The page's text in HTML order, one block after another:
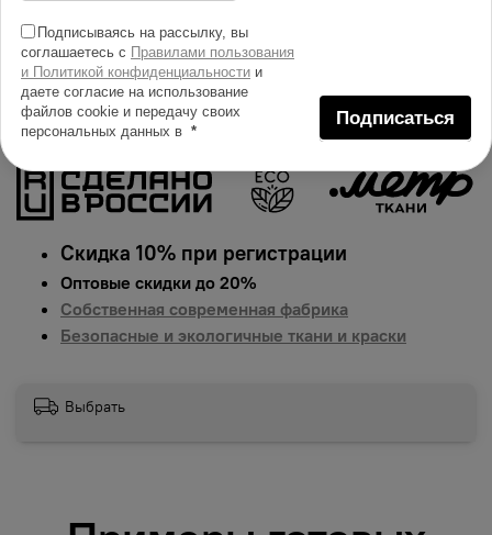
Яркий и сочный принт на ткани интерлок.
Гарантированная долговечность цвета, идеально
подходит для одежды, домашнего текстиля и
аксессуаров. Цена указана за 1 п.м.
Скидка 10% при регистрации
Оптовые скидки до 20%
Собственная современная фабрика
Безопасные и экологичные ткани и краски
Выбрать
Подписываясь на рассылку, вы
соглашаетесь с Правилами пользования
и Политикой конфиденциальности и
даете согласие на использование
файлов cookie и передачу своих
персональных данных в *
Подписаться